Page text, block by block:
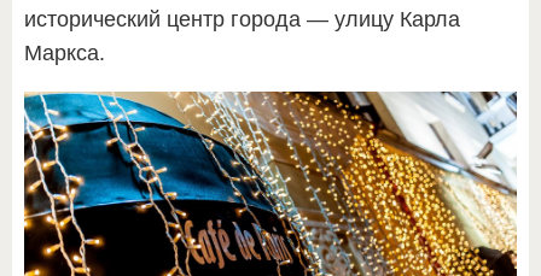
исторический центр города — улицу Карла
Маркса.